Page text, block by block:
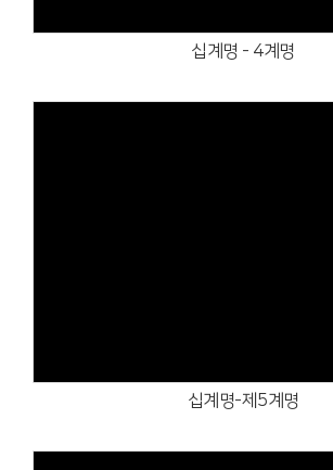
십계명 - 4계명
십계명-제5계명